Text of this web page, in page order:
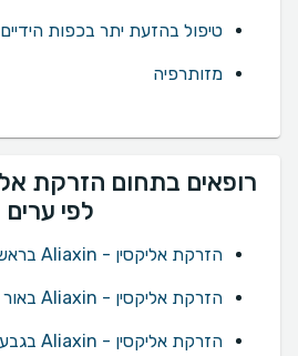
טיפול בהזעת יתר בכפות הידיים
מזותרפיה
לפי ערים
הזרקת אליקסין - Aliaxin בראשון לציון
הזרקת אליקסין - Aliaxin באור יהודה
הזרקת אליקסין - Aliaxin בגבעת זאב